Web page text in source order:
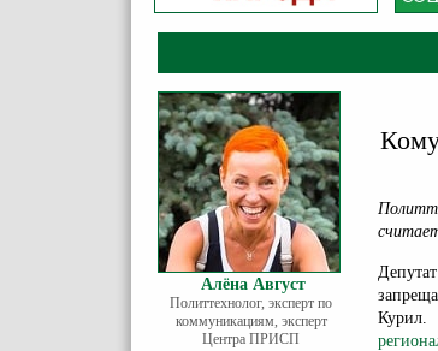
Алёна Август
Политтехнолог, эксперт по
коммуникациям, эксперт
Центра ПРИСП
Курил.